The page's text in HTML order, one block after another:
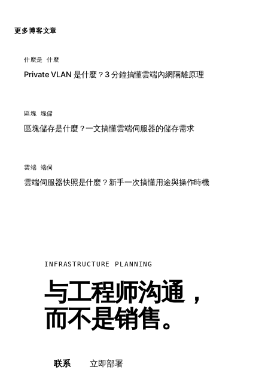
更多博客文章
什麼是 什麼
Private VLAN 是什麼？3 分鐘搞懂雲端內網隔離原理
區塊 塊儲
區塊儲存是什麼？一文搞懂雲端伺服器的儲存需求
雲端 端伺
雲端伺服器快照是什麼？新手一次搞懂用途與操作時機
INFRASTRUCTURE PLANNING
与工程师沟通，
而不是销售。
联系 立即部署